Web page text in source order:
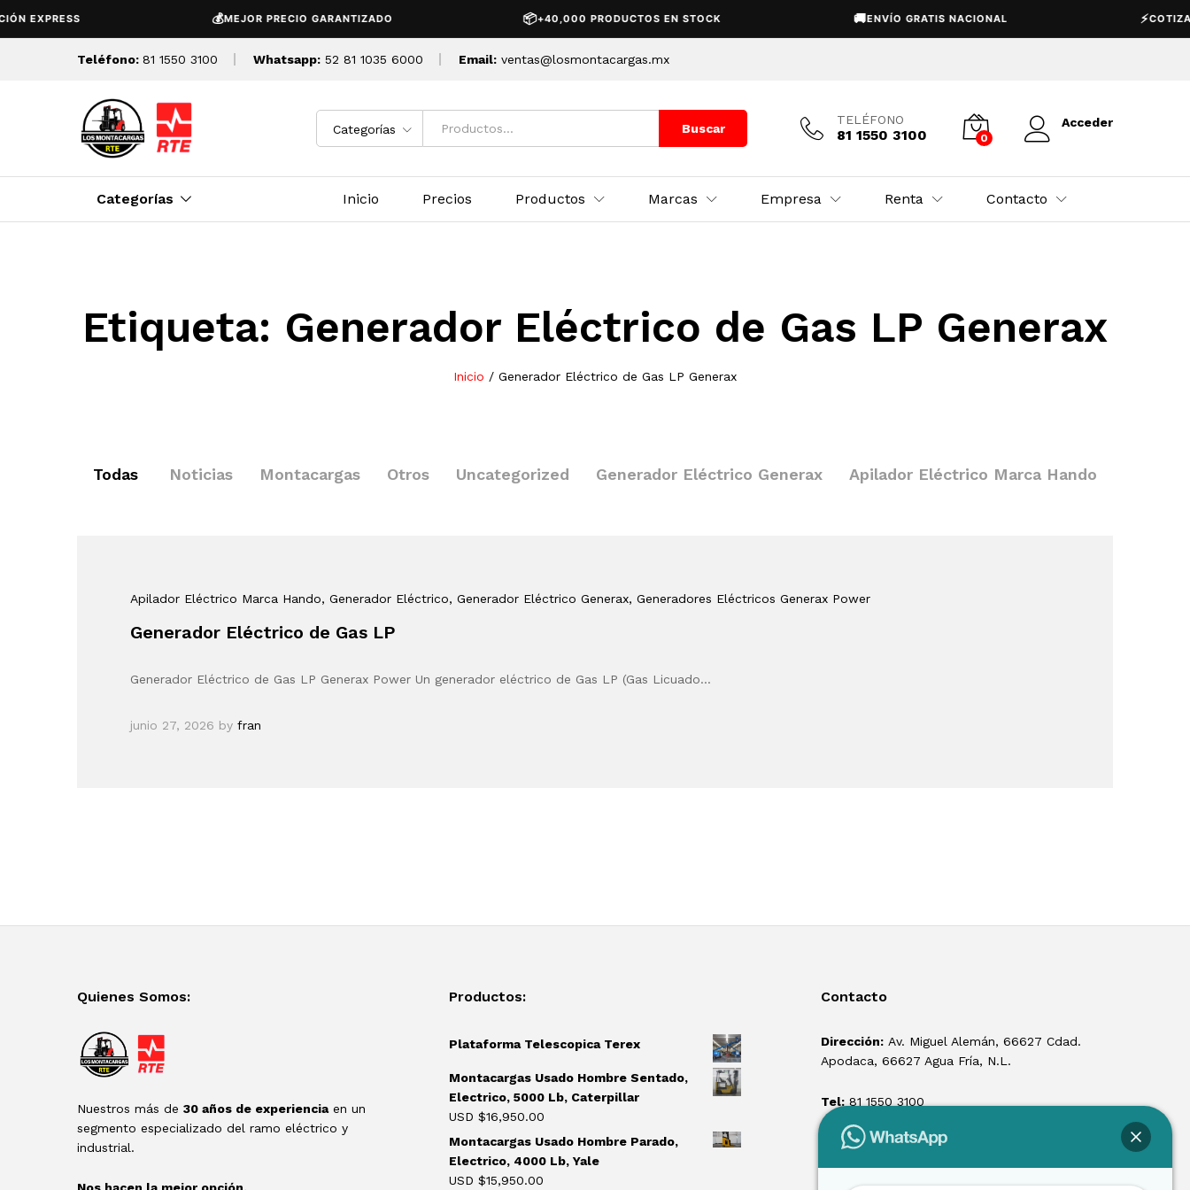
EXPRESS MEJOR PRECIO GARANTIZADO +40,000 PRODUCTOS EN STOCK ENVÍO GRATIS NACIONAL
Teléfono: 81 1550 3100 Whatsapp: 52 81 1035 6000 Email: ventas@losmontacargas.mx
Categorías Buscar
TELÉFONO
81 1550 3100 0
Acceder
Categorías Inicio Precios Productos Marcas Empresa Renta Contacto
Etiqueta: Generador Eléctrico de Gas LP Generax
Inicio / Generador Eléctrico de Gas LP Generax
Todas Noticias Montacargas Otros Uncategorized Generador Eléctrico Generax Apilador Eléctrico Marca Hando
Apilador Eléctrico Marca Hando, Generador Eléctrico, Generador Eléctrico Generax, Generadores Eléctricos Generax Power
Generador Eléctrico de Gas LP
Generador Eléctrico de Gas LP Generax Power Un generador eléctrico de Gas LP (Gas Licuado…
junio 27, 2026 by fran
Quienes Somos:
Nuestros más de 30 años de experienciaen un
segmento especializado del ramo eléctrico y
industrial.
Productos:
Plataforma Telescopica Terex
Montacargas Usado Hombre Sentado,
Electrico, 5000 Lb, Caterpillar
USD $16,950.00
Montacargas Usado Hombre Parado,
Electrico, 4000 Lb, Yale
USD $15,950.00
Contacto
Dirección: Av. Miguel Alemán, 66627 Cdad.
Apodaca, 66627 Agua Fría, N.L.
Tel: 81 1550 3100
ventas@losmontacargas.mx